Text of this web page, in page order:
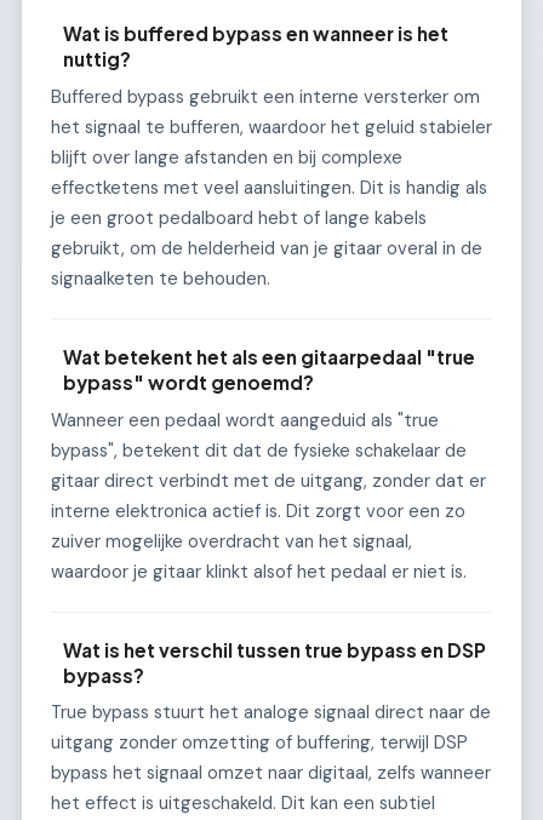
Wat is buffered bypass en wanneer is het
nuttig?
Buffered bypass gebruikt een interne versterker om
het signaal te bufferen, waardoor het geluid stabieler
blijft over lange afstanden en bij complexe
effectketens met veel aansluitingen. Dit is handig als
je een groot pedalboard hebt of lange kabels
gebruikt, om de helderheid van je gitaar overal in de
signaalketen te behouden.
Wat betekent het als een gitaarpedaal "true
bypass" wordt genoemd?
Wanneer een pedaal wordt aangeduid als "true
bypass", betekent dit dat de fysieke schakelaar de
gitaar direct verbindt met de uitgang, zonder dat er
interne elektronica actief is. Dit zorgt voor een zo
zuiver mogelijke overdracht van het signaal,
waardoor je gitaar klinkt alsof het pedaal er niet is.
Wat is het verschil tussen true bypass en DSP
bypass?
True bypass stuurt het analoge signaal direct naar de
uitgang zonder omzetting of buffering, terwijl DSP
bypass het signaal omzet naar digitaal, zelfs wanneer
het effect is uitgeschakeld. Dit kan een subtiel